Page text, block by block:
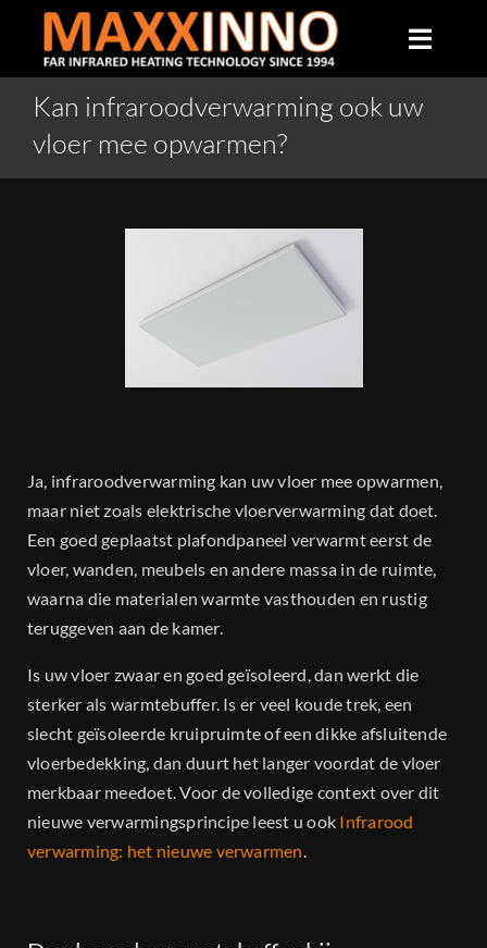
content
Toggle
Home
Dealers
Projecten
Contact
Kan infraroodverwarming ook uw
vloer mee opwarmen?
Ja, infraroodverwarming kan uw vloer mee opwarmen,
maar niet zoals elektrische vloerverwarming dat doet.
Een goed geplaatst plafondpaneel verwarmt eerst de
vloer, wanden, meubels en andere massa in de ruimte,
waarna die materialen warmte vasthouden en rustig
teruggeven aan de kamer.
Is uw vloer zwaar en goed geïsoleerd, dan werkt die
sterker als warmtebuffer. Is er veel koude trek, een
slecht geïsoleerde kruipruimte of een dikke afsluitende
vloerbedekking, dan duurt het langer voordat de vloer
merkbaar meedoet. Voor de volledige context over dit
nieuwe verwarmingsprincipe leest u ook Infrarood
verwarming: het nieuwe verwarmen.